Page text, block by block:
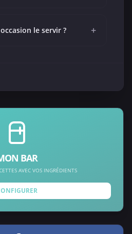
le servir ? +
BAR
AVEC VOS INGRÉDIENTS